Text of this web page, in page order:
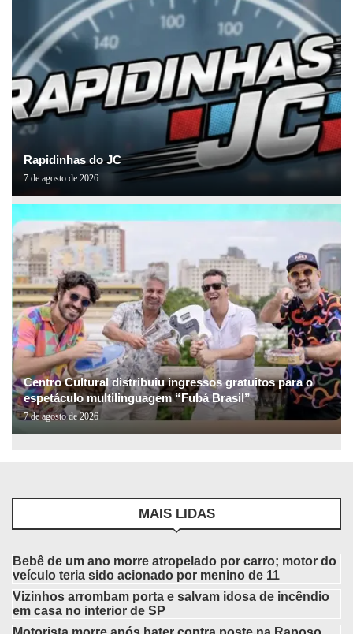
Rapidinhas do JC
7 de agosto de 2026
Centro Cultural distribuiu ingressos gratuitos para o
espetáculo multilinguagem “Fubá Brasil”
7 de agosto de 2026
MAIS LIDAS
Bebê de um ano morre atropelado por carro; motor do
veículo teria sido acionado por menino de 11
Vizinhos arrombam porta e salvam idosa de incêndio
em casa no interior de SP